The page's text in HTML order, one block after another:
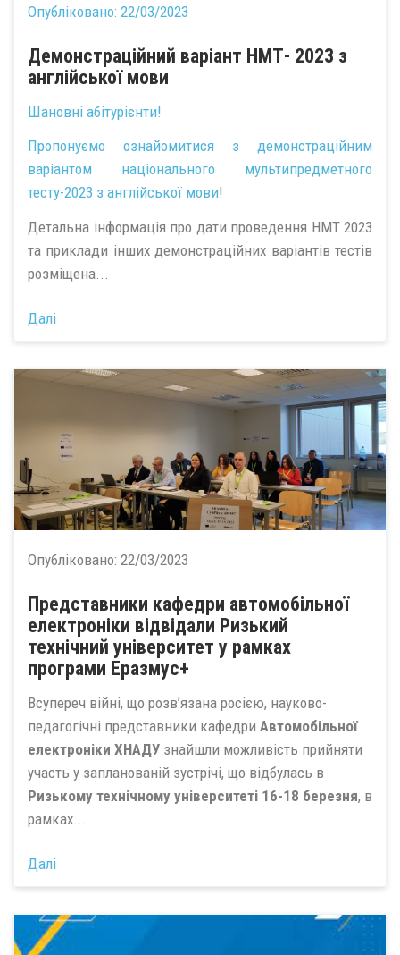
Опубліковано: 22/03/2023
Демонстраційний варіант НМТ- 2023 з
англійської мови
Шановні абітурієнти!
Пропонуємо ознайомитися з демонстраційним
варіантом національного мультипредметного
тесту-2023 з англійської мови!
Детальна інформація про дати проведення НМТ 2023
та приклади інших демонстраційних варіантів тестів
розміщена...
Далі
Опубліковано: 22/03/2023
Представники кафедри автомобільної
електроніки відвідали Ризький
технічний університет у рамках
програми Еразмус+
Всупереч війні, що розв’язана росією, науково-
педагогічні представники кафедри Автомобільної
електроніки ХНАДУ знайшли можливість прийняти
участь у запланованій зустрічі, що відбулась в
Ризькому технічному університеті 16-18 березня, в
рамках...
Далі